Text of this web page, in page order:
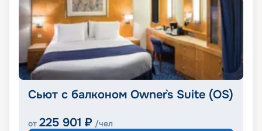
Cьют с балконом Owner`s Suite (OS)
от 225 901 ₽ /чел